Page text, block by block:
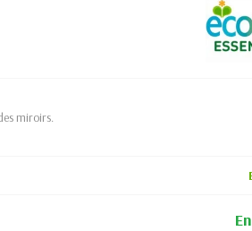
miroirs.